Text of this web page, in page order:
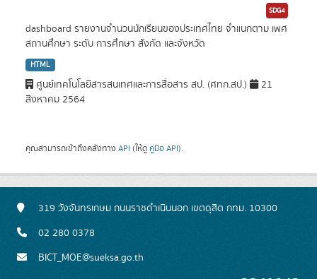
SDG4
dashboard รายงานจำนวนนักเรียนของประเทศไทย จำแนกตาม เพศ
สถานศึกษา ระดับ การศึกษา สังกัด และจังหวัด
HTML
ศูนย์เทคโนโลยีสารสนเทศและการสื่อสาร สป. (ศทก.สป.)
21
สิงหาคม 2564
คุณสามารถเข้าถึงคลังทาง API (ให้ดู คู่มือ API).
319 วังจันทรเกษม ถนนราชดำเนินนอก เขตดุสิต กทม. 10300
02 280 0378
BICT_MOE@sueksa.go.th